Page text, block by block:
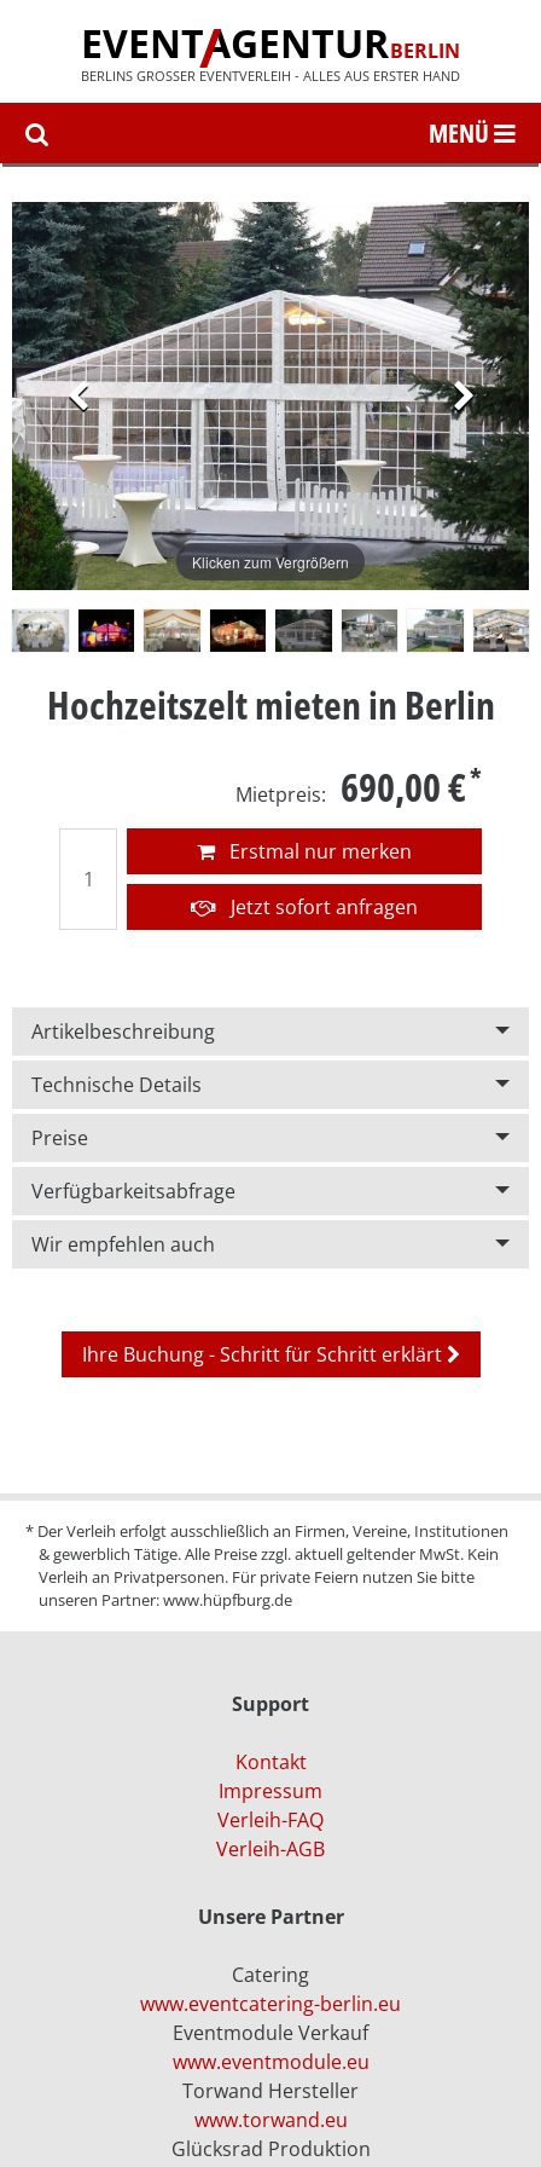
EVENTAGENTURBERLIN
BERLINS GROSSER EVENTVERLEIH - ALLES AUS ERSTER HAND
Hochzeitszelt mieten in Berlin
690,00 €
Erstmal nur merken
Jetzt sofort anfragen
Klicken zum Vergrößern
Artikelbeschreibung
Technische Details
Preise
Verfügbarkeitsabfrage
Wir empfehlen auch
Ihre Buchung - Schritt für Schritt erklärt
* Der Verleih erfolgt ausschließlich an Firmen, Vereine, Institutionen
& gewerblich Tätige. Alle Preise zzgl. aktuell geltender MwSt. Kein
Verleih an Privatpersonen. Für private Feiern nutzen Sie bitte
unseren Partner:www.hüpfburg.de
Support
Kontakt
Impressum
Verleih-FAQ
Verleih-AGB
Unsere Partner
Catering
www.eventcatering-berlin.eu
Eventmodule Verkauf
www.eventmodule.eu
Torwand Hersteller
www.torwand.eu
Glücksrad Produktion